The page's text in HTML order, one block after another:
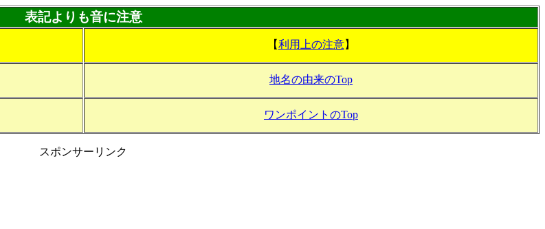
表記よりも音に注意
【利用上の注意】
地名の由来のTop
ワンポイントのTop
スポンサーリンク